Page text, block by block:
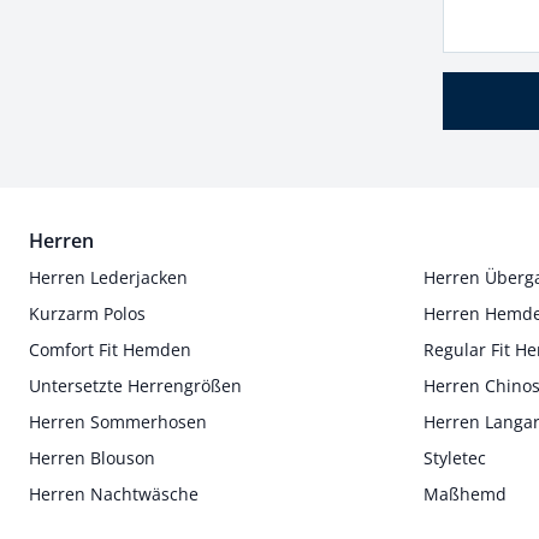
Herren
Herren Lederjacken
Herren
Kurzarm Polos
Herren
Comfort Fit Hemden
Regular Fit
Untersetzte Herrengrößen
Herren Chinos
Herren Sommerhosen
Herren
Herren Blouson
Styletec
Herren Nachtwäsche
Maßhemd